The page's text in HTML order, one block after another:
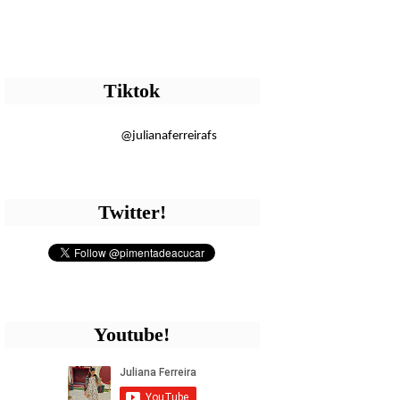
Tiktok
@julianaferreirafs
Twitter!
Youtube!